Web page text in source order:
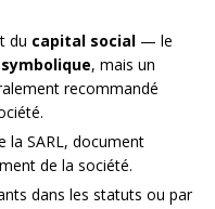
du capital social — le
, mais un
recommandé
la SARL, document
de la société.
dans les statuts ou par